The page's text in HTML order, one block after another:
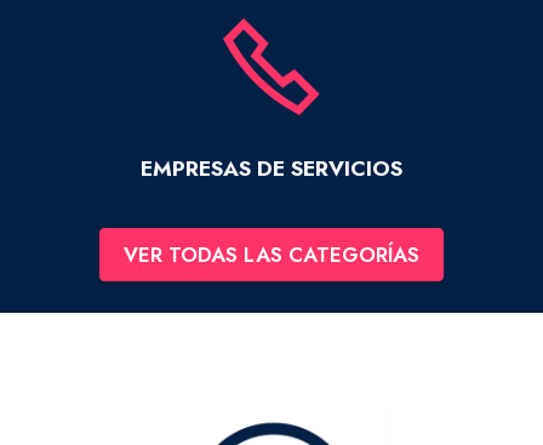
EMPRESAS DE SERVICIOS
VER TODAS LAS CATEGORÍAS